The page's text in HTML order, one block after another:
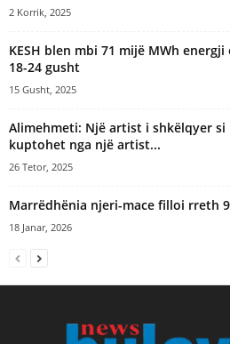
2 Korrik, 2025
KESH blen mbi 71 mijë MWh
18-24 gusht
15 Gusht, 2025
Alimehmeti: Një artist i shkëlqyer
kuptohet nga një artist...
26 Tetor, 2025
Marrëdhënia njeri-mace filloi rreth
18 Janar, 2026